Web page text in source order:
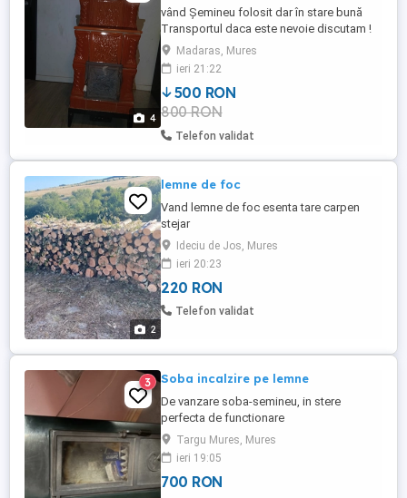
4
vând Șemineu folosit dar în stare bună
Transportul daca este nevoie discutam !
Madaras, Mures
ieri 21:22
500 RON
800 RON
Telefon validat
2
lemne de foc
Vand lemne de foc esenta tare carpen
stejar
Ideciu de Jos, Mures
ieri 20:23
220 RON
Telefon validat
3 Soba incalzire pe lemne
De vanzare soba-semineu, in stere
perfecta de functionare
Targu Mures, Mures
ieri 19:05
700 RON